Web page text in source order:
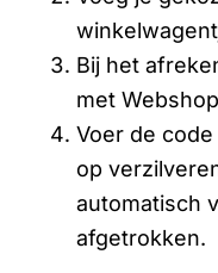
Bij het
met
Voer de
op
automatisch
afgetrokken.